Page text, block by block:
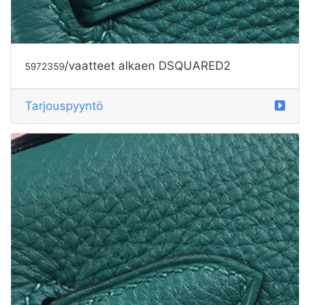
5972359/vaatteet alkaen DSQUARED2
Tarjouspyyntö